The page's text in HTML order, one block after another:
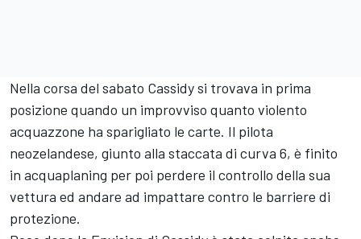
Nella corsa del sabato Cassidy si trovava in prima
posizione quando un improvviso quanto violento
acquazzone ha sparigliato le carte. Il pilota
neozelandese, giunto alla staccata di curva 6, è finito
in acquaplaning per poi perdere il controllo della sua
vettura ed andare ad impattare contro le barriere di
protezione.